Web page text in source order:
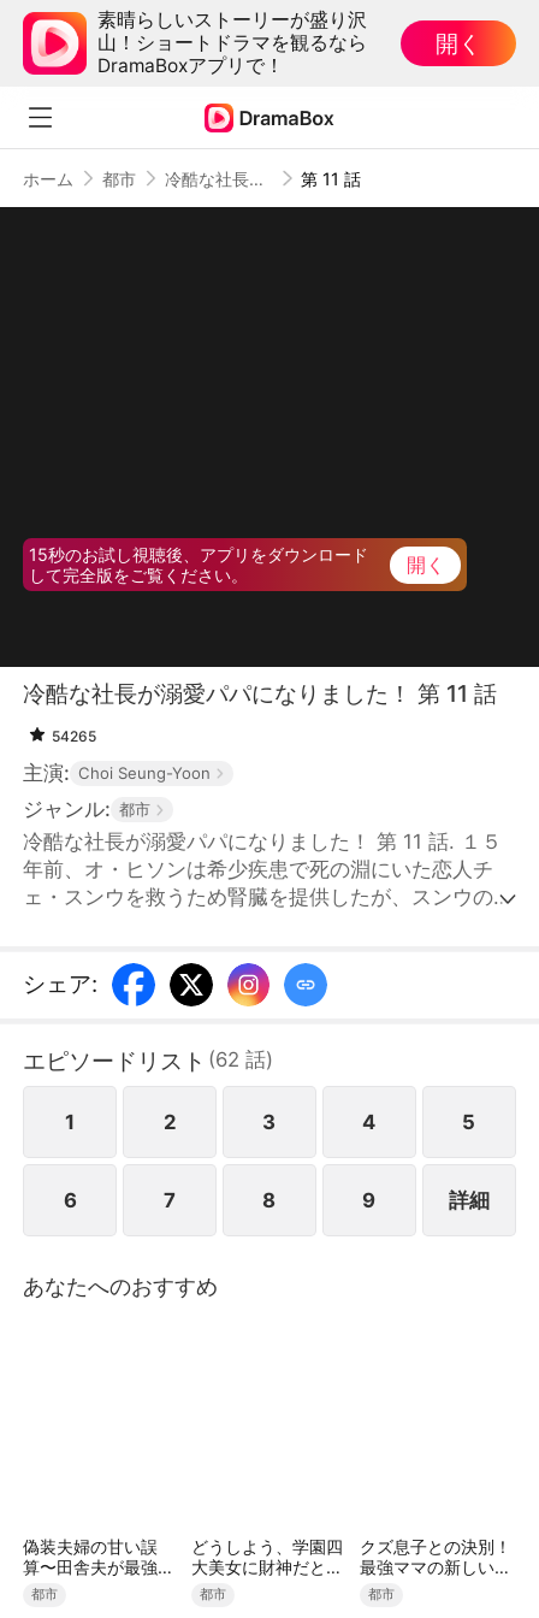
素晴らしいストーリーが盛り沢
山！ショートドラマを観るなら
DramaBoxアプリで！
開く
ホーム 都市 冷酷な社長が溺愛パパになりました！ 第 11 話
15秒のお試し視聴後、アプリをダウンロード
して完全版をご覧ください。
開く
冷酷な社長が溺愛パパになりました！ 第 11 話
54265
主演: Choi Seung-Yoon
ジャンル: 都市
冷酷な社長が溺愛パパになりました！ 第 11 話. １５
年前、オ・ヒソンは希少疾患で死の淵にいた恋人チ
ェ・スンウを救うため腎臓を提供したが、スンウの負
育てたヒソンは、コヒョングループの跡継ぎク・ジュ
ンヒョンを交通事故から救い、植物状態となってしま
家のパク・ヨンソに侮辱され、危険にさらされる。そ
こへ現れたスンウは、アヨンの首にかけていた愛の首
飾りからヒソンとの関係に気づき、危機を阻止する。
ったのがヒソンだと知って母娘を探し出し、アヨンだ
けを迎え入れようとしていたお披露目会を覆す。母娘
を世間の前で抱きしめ、すべてを解決する。
シェア:
エピソードリスト (62 話)
1 2 3 4 5
6 7 8 9 詳細
あなたへのおすすめ
偽装夫婦の甘い誤
算〜田舎夫が最強す
ぎた〜（吹き替え）
都市
どうしよう、学園四
大美女に財神だとバ
レました
都市
クズ息子との決別！
最強ママの新しい人
生
都市